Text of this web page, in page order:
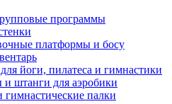
программы
платформы и босу
йоги, пилатеса и гимнастики
штанги для аэробики
палки